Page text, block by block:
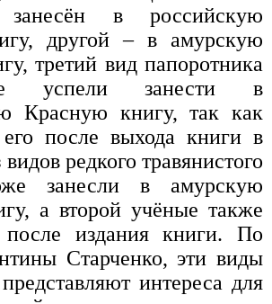
занесён в российскую
другой – в амурскую
третий вид папоротника
успели занести в
Красную книгу, так как
после выхода книги в
редкого травянистого
занесли в амурскую
а второй учёные также
после издания книги. По
Старченко, эти виды
интереса для